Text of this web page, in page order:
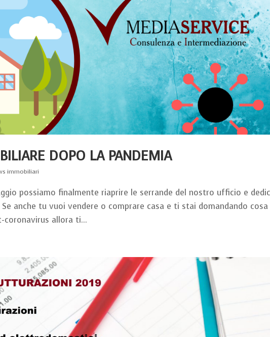
DOPO LA PANDEMIA
immobiliari
possiamo finalmente riaprire le serrande del nostro ufficio e
anche tu vuoi vendere o comprare casa e ti stai domandando cosa
coronavirus allora ti...